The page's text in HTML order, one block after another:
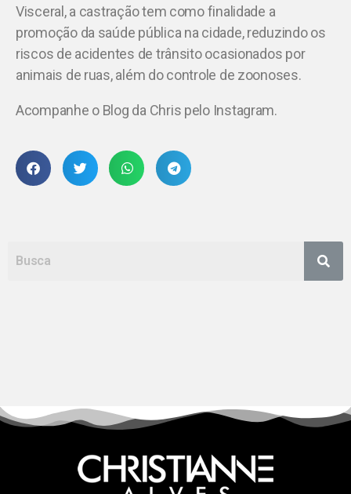
Visceral, a castração tem como finalidade a
promoção da saúde pública na cidade, reduzindo os
riscos de acidentes de trânsito ocasionados por
animais de ruas, além do controle de zoonoses.
Acompanhe o Blog da Chris pelo Instagram.